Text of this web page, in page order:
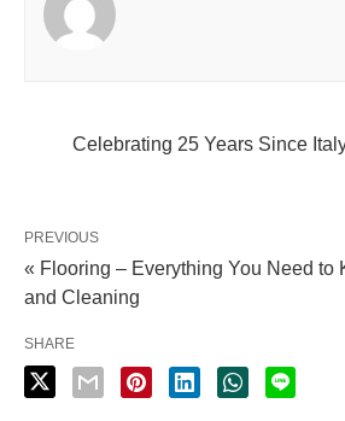
Celebrating 25 Years Since
PREVIOUS
« Flooring – Everything You Need to
and Cleaning
SHARE